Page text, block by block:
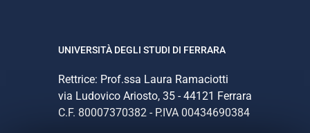
UNIVERSITÀ DEGLI STUDI DI FERRARA
Rettrice: Prof.ssa Laura Ramaciotti
via Ludovico Ariosto, 35 - 44121 Ferrara
C.F. 80007370382 - P.IVA 00434690384